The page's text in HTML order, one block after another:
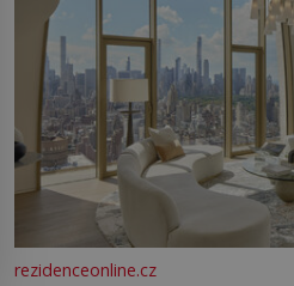
rezidenceonline.cz